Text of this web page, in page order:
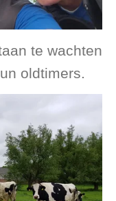
te wachten
oldtimers.